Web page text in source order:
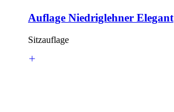
Auflage Niedriglehner Elegant
Sitzauflage